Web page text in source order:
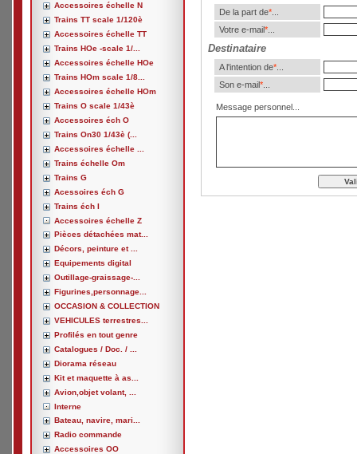
Accessoires échelle N
Trains TT scale 1/120è
Accessoires échelle TT
Trains HOe -scale 1/...
Accessoires échelle HOe
Trains HOm scale 1/8...
Accessoires échelle HOm
Trains O scale 1/43è
Accessoires éch O
Trains On30 1/43è (...
Accessoires échelle ...
Trains échelle Om
Trains G
Acessoires éch G
Trains éch I
Accessoires échelle Z
Pièces détachées mat...
Décors, peinture et ...
Equipements digital
Outillage-graissage-...
Figurines,personnage...
OCCASION & COLLECTION
VEHICULES terrestres...
Profilés en tout genre
Catalogues / Doc. / ...
Diorama réseau
Kit et maquette à as...
Avion,objet volant, ...
Interne
Bateau, navire, mari...
Radio commande
Accessoires OO
De la part de*...
Votre e-mail*...
Destinataire
A l'intention de*...
Son e-mail*...
Message personnel...